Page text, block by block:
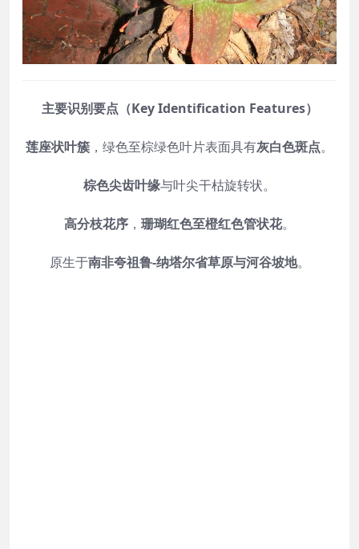
主要识别要点（Key Identification Features）
莲座状叶簇 ，绿色至棕绿色叶片表面具有灰白色斑点。
棕色尖齿叶缘与叶尖干枯旋转状。
高分枝花序 ， 珊瑚红色至橙红色管状花。
原生于南非夸祖鲁‑纳塔尔省草原与河谷坡地。